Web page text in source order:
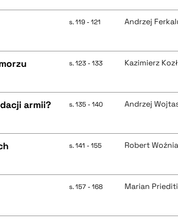
s. 119 - 121 Andrzej
s. 123 - 133 Kazimierz
armii? s. 135 - 140 Andrzej
s. 141 - 155 Robert
s. 157 - 168 Marian